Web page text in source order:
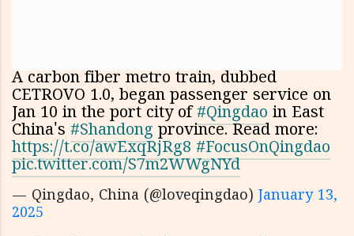
A carbon fiber metro train, dubbed
CETROVO 1.0, began passenger service on
Jan 10 in the port city of #Qingdao in East
China's #Shandong province. Read more:
https://t.co/awExqRjRg8 #FocusOnQingdao
pic.twitter.com/S7m2WWgNYd
— Qingdao, China (@loveqingdao) January 13,
2025